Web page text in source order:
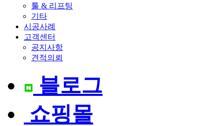
툴 & 리프팅
기타
시공사례
고객센터
공지사항
견적의뢰
블로그
쇼핑몰